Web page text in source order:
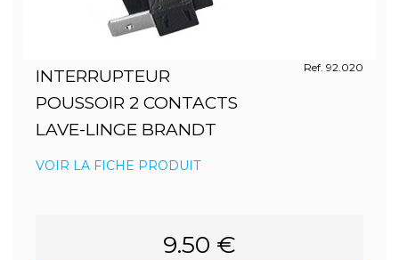
INTERRUPTEUR
POUSSOIR 2 CONTACTS
LAVE-LINGE BRANDT
Ref. 92.020
VOIR LA FICHE PRODUIT
9.50 €